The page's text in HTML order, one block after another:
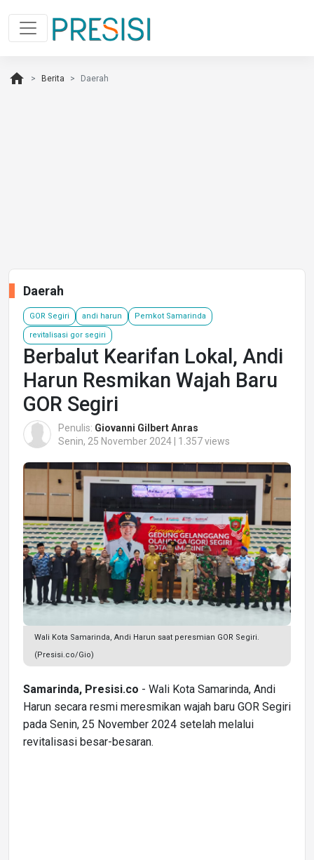
home Berita Daerah
Daerah
GOR Segiri andi harun Pemkot Samarinda
revitalisasi gor segiri
Berbalut Kearifan Lokal, Andi
Harun Resmikan Wajah Baru
GOR Segiri
Penulis: Giovanni Gilbert Anras
Senin, 25 November 2024 | 1.357 views
Wali Kota Samarinda, Andi Harun saat peresmian GOR Segiri.
(Presisi.co/Gio)
Samarinda, Presisi.co - Wali Kota Samarinda, Andi
Harun secara resmi meresmikan wajah baru GOR Segiri
pada Senin, 25 November 2024 setelah melalui
revitalisasi besar-besaran.